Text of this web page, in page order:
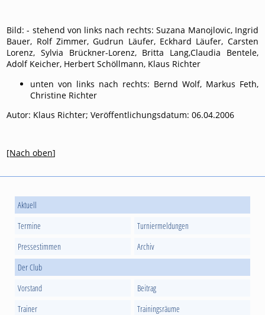
Bild: - stehend von links nach rechts: Suzana Manojlovic, Ingrid
Bauer, Rolf Zimmer, Gudrun Läufer, Eckhard Läufer, Carsten
Lorenz, Sylvia Brückner-Lorenz, Britta Lang,Claudia Bentele,
Adolf Keicher, Herbert Schöllmann, Klaus Richter
unten von links nach rechts: Bernd Wolf, Markus Feth,
Christine Richter
Autor: Klaus Richter; Veröffentlichungsdatum: 06.04.2006
[Nach oben]
Aktuell
Termine
Turniermeldungen
Pressestimmen
Archiv
Der Club
Vorstand
Beitrag
Trainer
Trainingsräume